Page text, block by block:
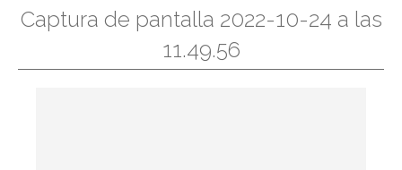
Captura de pantalla 2022-10-24 a las
11.49.56